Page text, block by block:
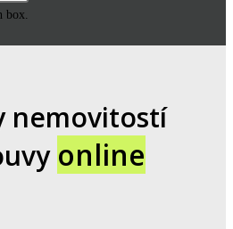
box.
nemovitostí
online